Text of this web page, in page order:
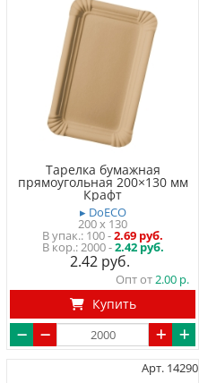
Тарелка бумажная
прямоугольная 200×130 мм
Крафт
▸ DoECO
200 x 130
100-2.69 руб.
2000 -2.42 руб.
2.42
Опт от2.00
Купить
Арт. 14290